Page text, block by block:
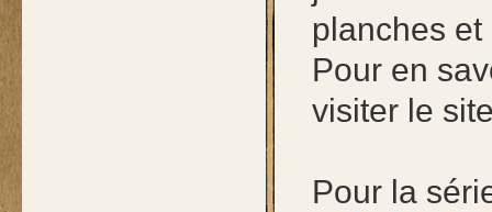
planches
Pour en
visiter le
Pour la